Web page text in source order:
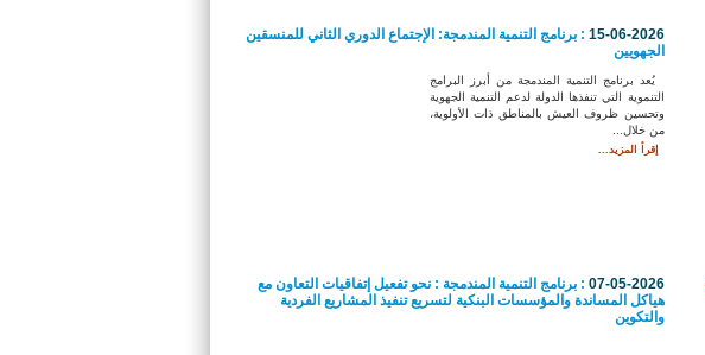
15-06-2026 : برنامج التنمية المندمجة: الإجتماع الدوري الثاني للمنسقين
الجهويين
يُعد برنامج التنمية المندمجة من أبرز البرامج
التنموية التي تنفذها الدولة لدعم التنمية الجهوية
وتحسين ظروف العيش بالمناطق ذات الأولوية،
من خلال...
إقرأ المزيد...
07-05-2026 : برنامج التنمية المندمجة : نحو تفعيل إتفاقيات التعاون مع
هياكل المساندة والمؤسسات البنكية لتسريع تنفيذ المشاريع الفردية
والتكوين